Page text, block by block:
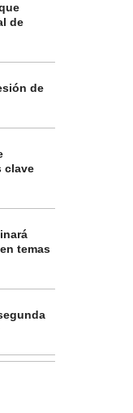
de
de
clave
temas